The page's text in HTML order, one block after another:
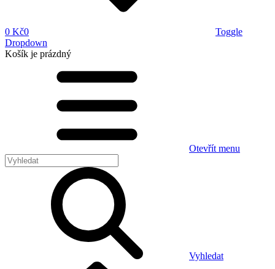
0 Kč0
Toggle
Dropdown
Košík je prázdný
Otevřít menu
Vyhledat